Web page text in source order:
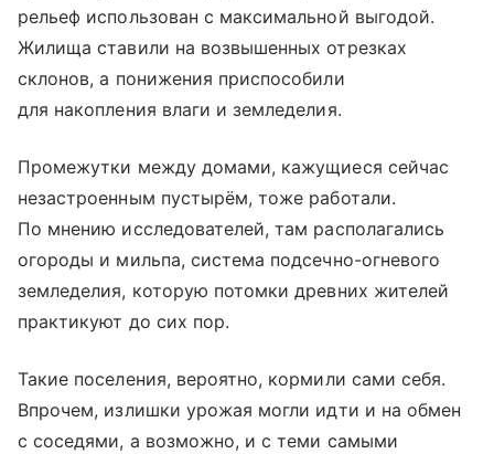
рельеф использован с максимальной выгодой.
Жилища ставили на возвышенных отрезках
склонов, а понижения приспособили
для накопления влаги и земледелия.
Промежутки между домами, кажущиеся сейчас
незастроенным пустырём, тоже работали.
По мнению исследователей, там располагались
огороды и мильпа, система подсечно-огневого
земледелия, которую потомки древних жителей
практикуют до сих пор.
Такие поселения, вероятно, кормили сами себя.
Впрочем, излишки урожая могли идти и на обмен
с соседями, а возможно, и с теми самыми